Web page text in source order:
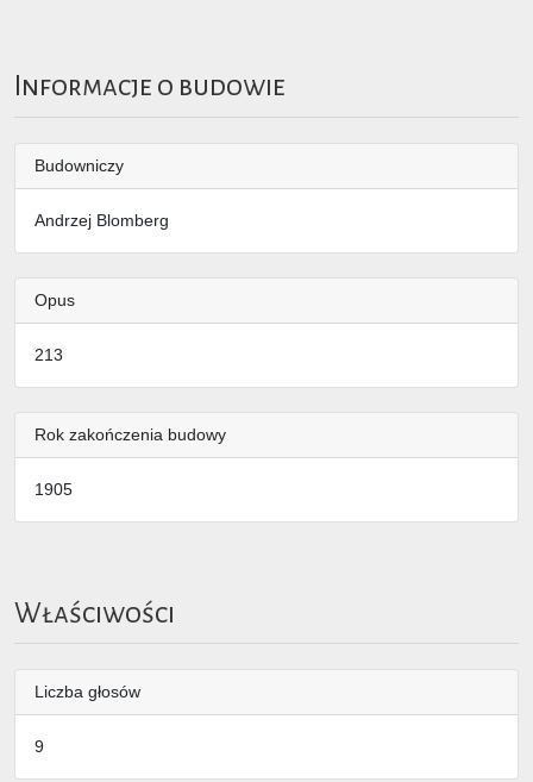
Informacje o budowie
Budowniczy
Andrzej Blomberg
Opus
213
Rok zakończenia budowy
1905
Właściwości
Liczba głosów
9